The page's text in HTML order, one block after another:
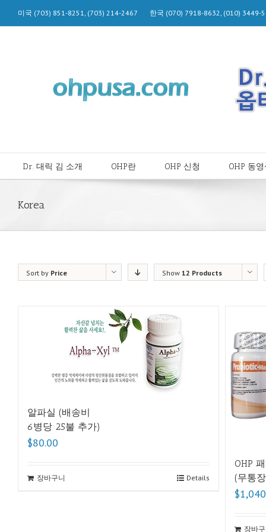
미국 (703) 851-8251, (703) 214-2467 한국 (070) 7918-8632, (010)
Dr. 대릭 김 소개 OHP란 OHP 신청 OHP 동
Korea
Sort by Price Show 12 Products
알파실 (배송비
6병당 25불 추가)
$80.00
장바구니 Details
OHP
(무통
장바